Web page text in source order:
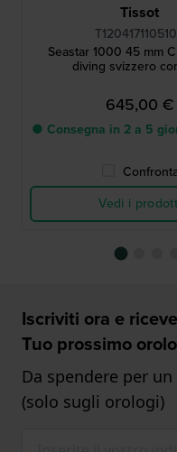
Tissot
Seastar 1000 45 mm
diving svizzero
645,00 €
● Consegna in 2 a 5
Vedi i
Iscriviti ora e
Tuo prossimo
Da spendere per
(solo sugli orologi)